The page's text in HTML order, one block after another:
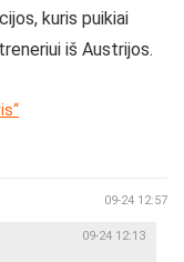
kuris puikiai
iš Austrijos.
09-24 12:57
09-24 12:13